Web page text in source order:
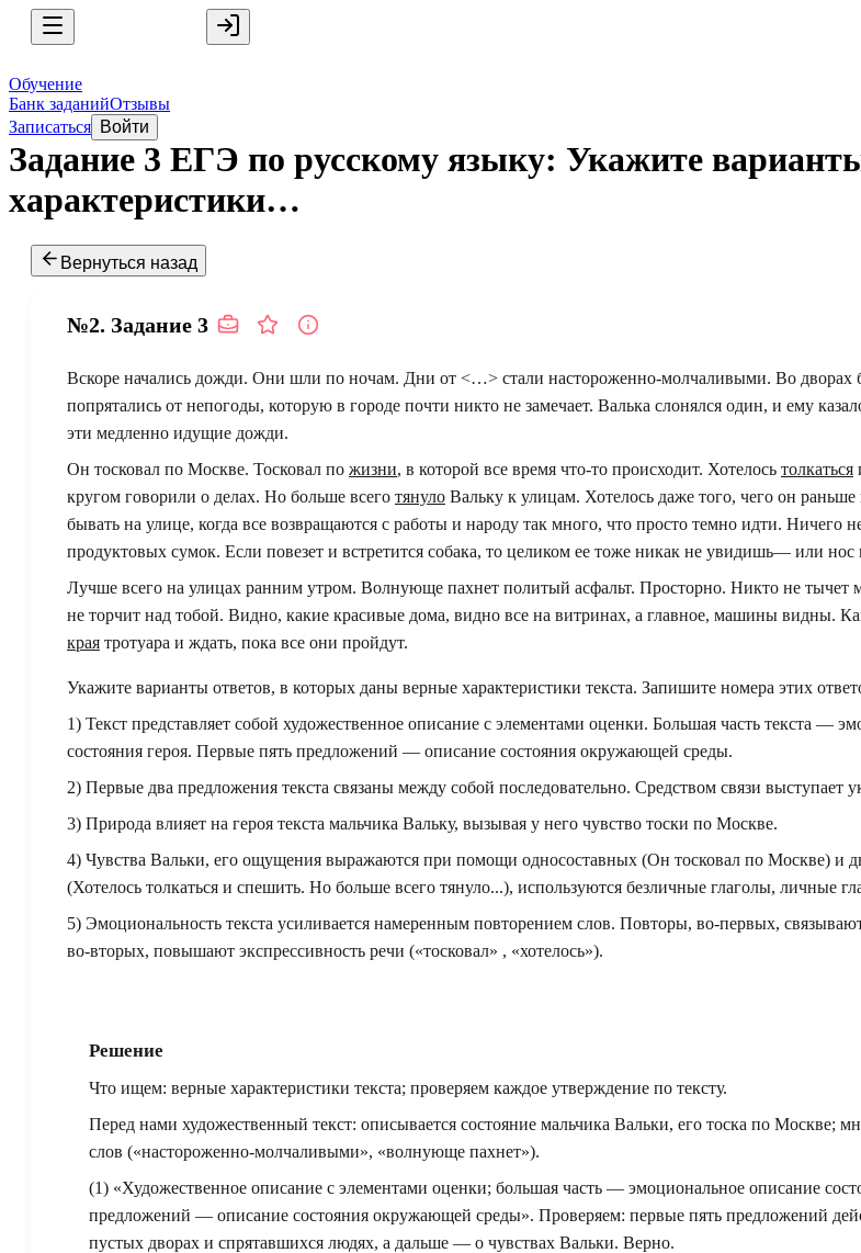
Обучение
Банк заданийОтзывы
Записаться Войти
Задание 3 ЕГЭ по русскому языку: Укажите
характеристики…
Вернуться назад
№2. Задание 3
Вскоре начались дожди. Они шли по ночам. Дни от <…> стали настороженно-молчаливыми. Во дворах
попрятались от непогоды, которую в городе почти никто не замечает. Валька слонялся один, и ему
эти медленно идущие дожди.
Он тосковал по Москве. Тосковал по жизни, в которой все время что-то происходит. Хотелось толкаться
кругом говорили о делах. Но больше всего тянуло Вальку к улицам. Хотелось даже того, чего он
бывать на улице, когда все возвращаются с работы и народу так много, что просто темно идти. Ничего
продуктовых сумок. Если повезет и встретится собака, то целиком ее тоже никак не увидишь— или нос
Лучше всего на улицах ранним утром. Волнующе пахнет политый асфальт. Просторно. Никто не
не торчит над тобой. Видно, какие красивые дома, видно все на витринах, а главное, машины видны.
края тротуара и ждать, пока все они пройдут.
Укажите варианты ответов, в которых даны верные характеристики текста. Запишите номера этих
1) Текст представляет собой художественное описание с элементами оценки. Большая часть текста —
состояния героя. Первые пять предложений — описание состояния окружающей среды.
2) Первые два предложения текста связаны между собой последовательно. Средством связи выступает
3) Природа влияет на героя текста мальчика Вальку, вызывая у него чувство тоски по Москве.
4) Чувства Вальки, его ощущения выражаются при помощи односоставных (Он тосковал по Москве) и
(Хотелось толкаться и спешить. Но больше всего тянуло...), используются безличные глаголы, личные
5) Эмоциональность текста усиливается намеренным повторением слов. Повторы, во-первых,
во-вторых, повышают экспрессивность речи («тосковал» , «хотелось»).
Решение
Что ищем: верные характеристики текста; проверяем каждое утверждение по тексту.
Перед нами художественный текст: описывается состояние мальчика Вальки, его тоска по Москве;
слов («настороженно-молчаливыми», «волнующе пахнет»).
(1) «Художественное описание с элементами оценки; большая часть — эмоциональное описание
предложений — описание состояния окружающей среды». Проверяем: первые пять предложений
пустых дворах и спрятавшихся людях, а дальше — о чувствах Вальки. Верно.